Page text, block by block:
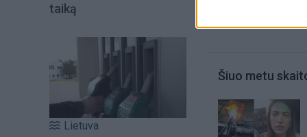
taiką
Lietuva
Šiuo metu